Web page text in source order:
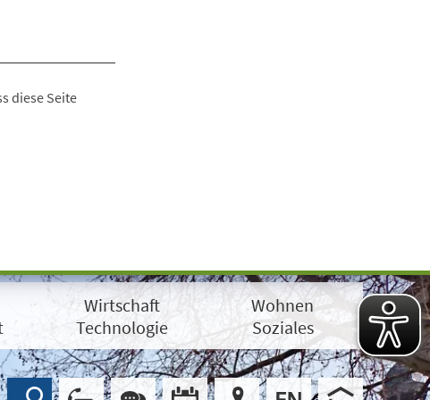
diese Seite
Wirtschaft
Technologie
Wohnen
Soziales